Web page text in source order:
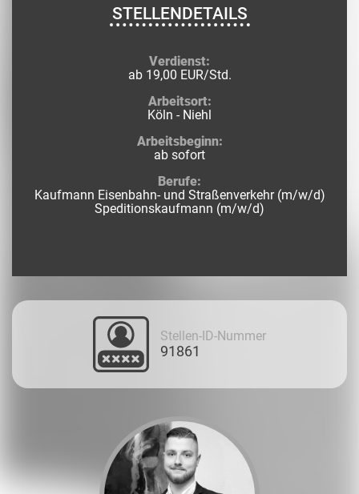
STELLENDETAILS
Verdienst:
ab 19,00 EUR/Std.
Arbeitsort:
Köln - Niehl
Arbeitsbeginn:
ab sofort
Berufe:
Kaufmann Eisenbahn- und Straßenverkehr (m/w/d)
Speditionskaufmann (m/w/d)
Stellen-ID-Nummer
91861